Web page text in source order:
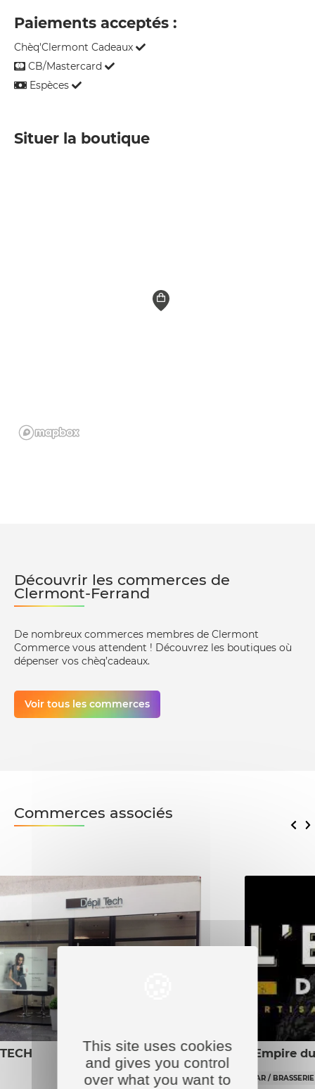
Paiements acceptés :
Chèq'Clermont Cadeaux
CB/Mastercard
Espèces
Situer la boutique
Découvrir les commerces de
Clermont-Ferrand
De nombreux commerces membres de Clermont
Commerce vous attendent ! Découvrez les boutiques où
dépenser vos chèq’cadeaux.
Voir tous les commerces
Commerces associés
L’Empire
BAR / BRASSERIE
This site uses cookies
and gives you control
over what you want to